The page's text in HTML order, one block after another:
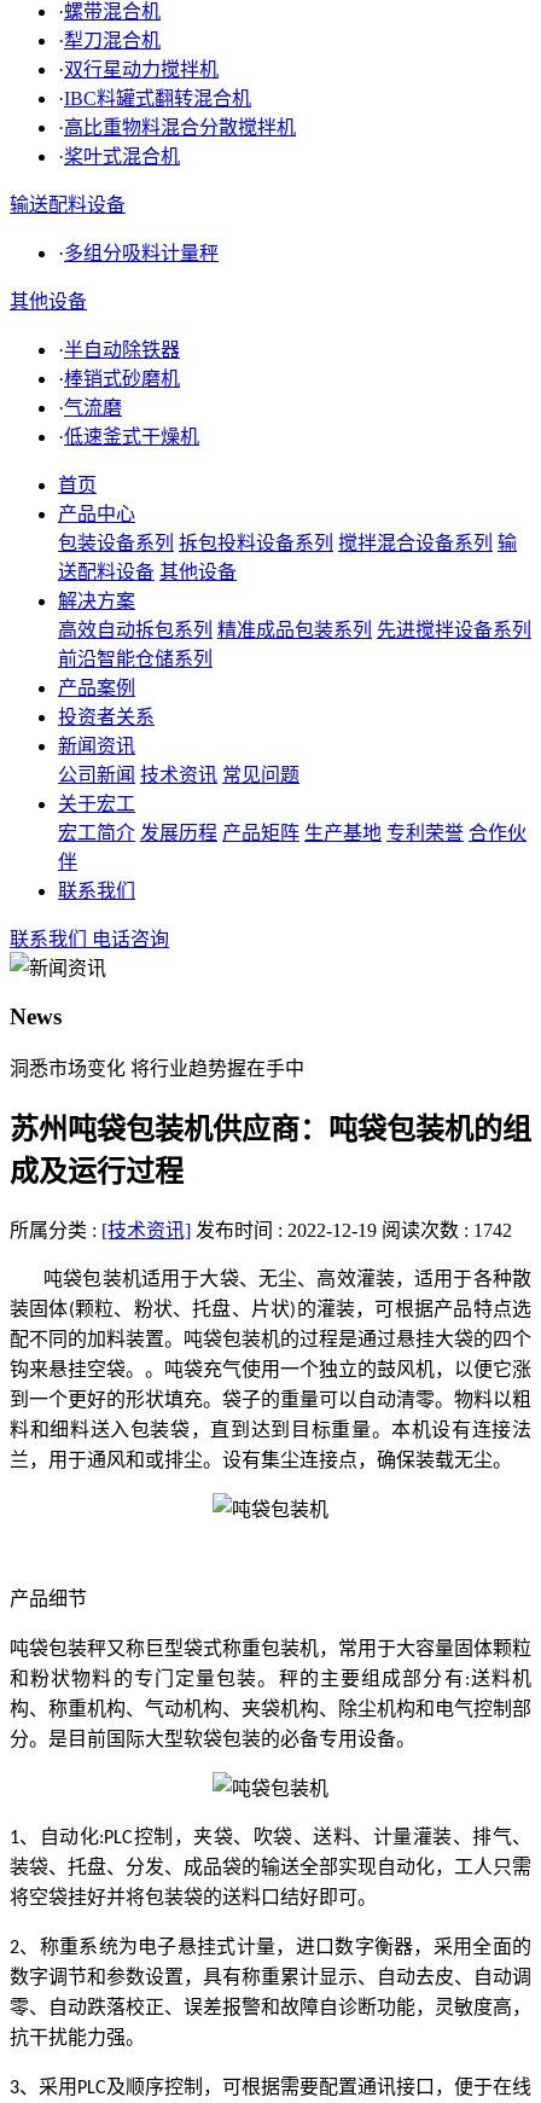
·螺带混合机
·犁刀混合机
·双行星动力搅拌机
·IBC料罐式翻转混合机
·高比重物料混合分散搅拌机
·桨叶式混合机
输送配料设备
·多组分吸料计量秤
其他设备
·半自动除铁器
·棒销式砂磨机
·气流磨
·低速釜式干燥机
首页
产品中心
包装设备系列 拆包投料设备系列 搅拌混合设备系列 输
送配料设备 其他设备
解决方案
高效自动拆包系列 精准成品包装系列 先进搅拌设备系列
前沿智能仓储系列
产品案例
投资者关系
新闻资讯
公司新闻 技术资讯 常见问题
关于宏工
宏工简介 发展历程 产品矩阵 生产基地 专利荣誉 合作伙
伴
联系我们
联系我们 电话咨询
News
洞悉市场变化 将行业趋势握在手中
苏州吨袋包装机供应商：吨袋包装机的组
成及运行过程
所属分类 : [技术资讯] 发布时间 : 2022-12-19 阅读次数 : 1742
吨袋包装机适用于大袋、无尘、高效灌装，适用于各种散
装固体(颗粒、粉状、托盘、片状)的灌装，可根据产品特点选
配不同的加料装置。吨袋包装机的过程是通过悬挂大袋的四个
钩来悬挂空袋。。吨袋充气使用一个独立的鼓风机，以便它涨
到一个更好的形状填充。袋子的重量可以自动清零。物料以粗
料和细料送入包装袋，直到达到目标重量。本机设有连接法
兰，用于通风和或排尘。设有集尘连接点，确保装载无尘。
产品细节
吨袋包装秤又称巨型袋式称重包装机，常用于大容量固体颗粒
和粉状物料的专门定量包装。秤的主要组成部分有:送料机
构、称重机构、气动机构、夹袋机构、除尘机构和电气控制部
分。是目前国际大型软袋包装的必备专用设备。
1、自动化:PLC控制，夹袋、吹袋、送料、计量灌装、排气、
装袋、托盘、分发、成品袋的输送全部实现自动化，工人只需
将空袋挂好并将包装袋的送料口结好即可。
2、称重系统为电子悬挂式计量，进口数字衡器，采用全面的
数字调节和参数设置，具有称重累计显示、自动去皮、自动调
零、自动跌落校正、误差报警和故障自诊断功能，灵敏度高，
抗干扰能力强。
3、采用 PLC及顺序控制，可根据需要配置通讯接口，便于在线